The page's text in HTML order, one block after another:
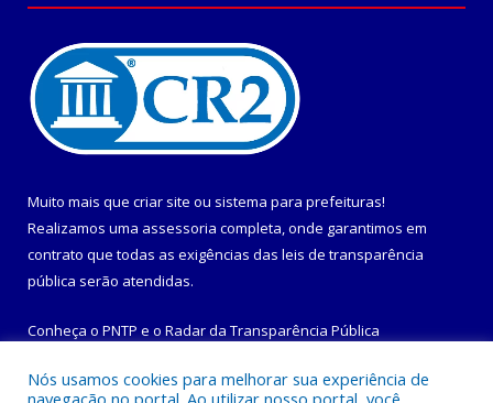
Muito mais que criar site ou sistema para prefeituras!
Realizamos uma assessoria completa, onde garantimos em
contrato que todas as exigências das leis de transparência
pública serão atendidas.
Conheça o PNTP e o Radar da Transparência Pública
Nós usamos cookies para melhorar sua experiência de
navegação no portal. Ao utilizar nosso portal, você